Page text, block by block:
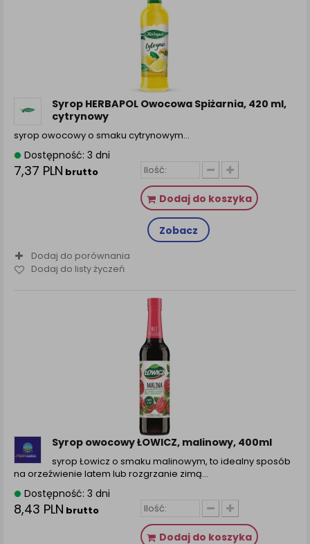
Syrop HERBAPOL Owocowa Spiżarnia, 420 ml,
cytrynowy
syrop owocowy o smaku cytrynowym…
Dostępność: 3 dni
7,37 PLN brutto
Dodaj do koszyka
Zobacz
Dodaj do porównania
Dodaj do listy życzeń
Syrop owocowy ŁOWICZ, malinowy, 400ml
syrop Łowicz o smaku malinowym, to idealny sposób
na orzeźwienie latem lub rozgrzanie zimą…
Dostępność: 3 dni
8,43 PLN brutto
Dodaj do koszyka